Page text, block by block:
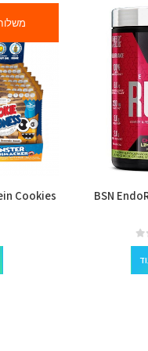
BSN
Cookies